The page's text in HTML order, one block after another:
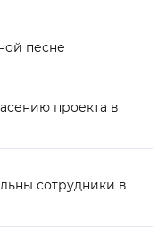
песне
проекта в
сотрудники в